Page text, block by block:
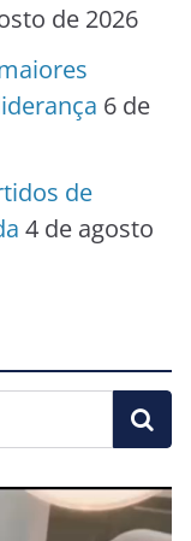
de 2026
6 de
de
4 de agosto